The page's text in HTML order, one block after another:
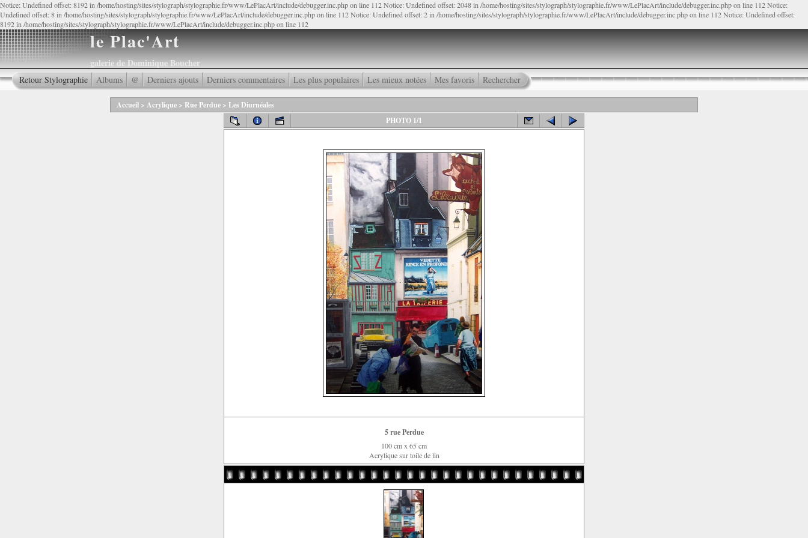
Notice: Undefined offset: 8192 in /home/hosting/sites/stylograph/stylographie.fr/www/LePlacArt/include/debugger.inc.php on line 112 Notice: Undefined offset: 2048 in /home/hosting/sites/stylograph/stylographie.fr/www/LePlacArt/include/debugger.inc.php on line 112 Notice:
Undefined offset: 8 in /home/hosting/sites/stylograph/stylographie.fr/www/LePlacArt/include/debugger.inc.php on line 112 Notice: Undefined offset: 2 in /home/hosting/sites/stylograph/stylographie.fr/www/LePlacArt/include/debugger.inc.php on line 112 Notice: Undefined offset:
8192 in /home/hosting/sites/stylograph/stylographie.fr/www/LePlacArt/include/debugger.inc.php on line 112
le Plac'Art
galerie de Dominique Boucher
Retour Stylographie Albums @ Derniers ajouts Derniers commentaires Les plus populaires Les mieux notées Mes favoris Rechercher
Accueil > Acrylique > Rue Perdue > Les Diurnéales
PHOTO 1/1
5 rue Perdue
100 cm x 65 cm
Acrylique sur toile de lin